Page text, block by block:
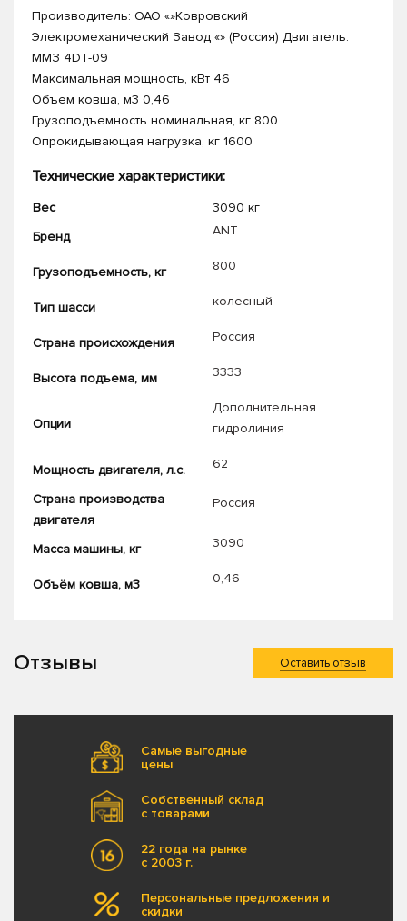
Производитель: ОАО «»Ковровский
Электромеханический Завод «» (Россия) Двигатель:
ММЗ 4DT-09
Максимальная мощность, кВт 46
Объем ковша, м3 0,46
Грузоподъемность номинальная, кг 800
Опрокидывающая нагрузка, кг 1600
Технические характеристики:
Вес
3090 кг
Бренд
ANT
Грузоподъемность, кг 800
Тип шасси колесный
Страна происхождения Россия
Высота подъема, мм 3333
Опции
Дополнительная
гидролиния
Мощность двигателя, л.с. 62
Страна производства
двигателя
Россия
Масса машины, кг 3090
Объём ковша, м3 0,46
Отзывы Оставить отзыв
Самые выгодные
цены
Собственный склад
с товарами
22 года на рынке
с 2003 г.
Персональные предложения и
скидки